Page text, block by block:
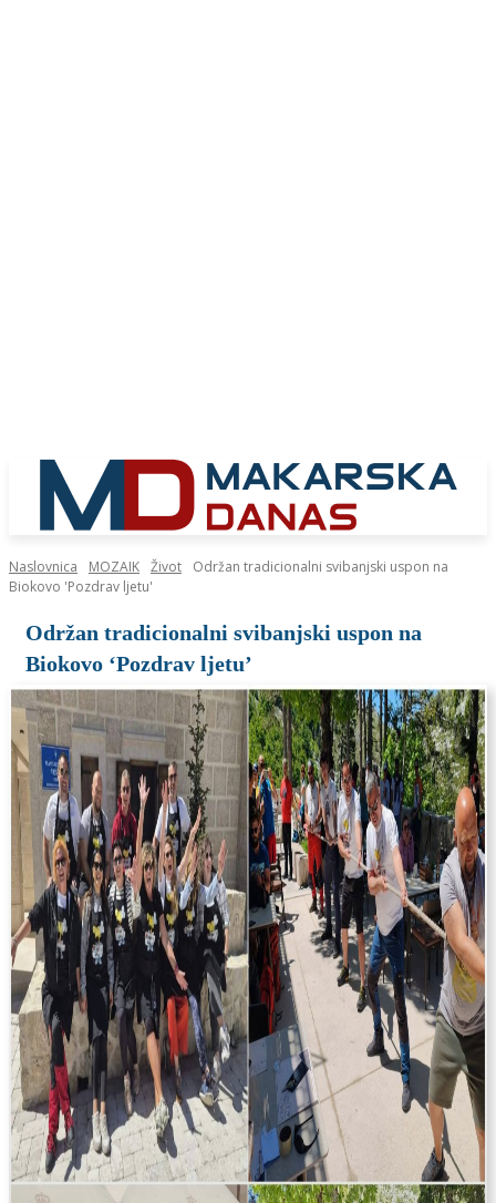
Naslovnica MOZAIK Život
Održan tradicionalni svibanjski uspon na
Biokovo 'Pozdrav ljetu'
Održan tradicionalni svibanjski uspon na
Biokovo ‘Pozdrav ljetu’